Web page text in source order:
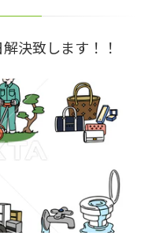
決致します！！